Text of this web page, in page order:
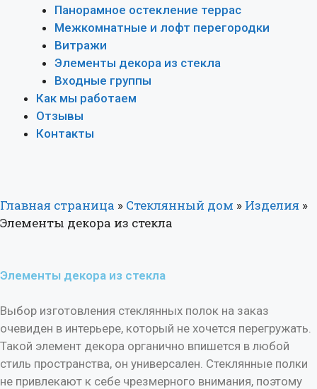
Панорамное остекление террас
Межкомнатные и лофт перегородки
Витражи
Элементы декора из стекла
Входные группы
Как мы работаем
Отзывы
Контакты
Главная страница » Стеклянный дом » Изделия »
Элементы декора из стекла
Элементы декора из стекла
Выбор изготовления стеклянных полок на заказ
очевиден в интерьере, который не хочется перегружать.
Такой элемент декора органично впишется в любой
стиль пространства, он универсален. Стеклянные полки
не привлекают к себе чрезмерного внимания, поэтому